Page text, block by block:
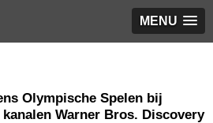
MENU
Olympische Spelen bij
Warner Bros. Discovery